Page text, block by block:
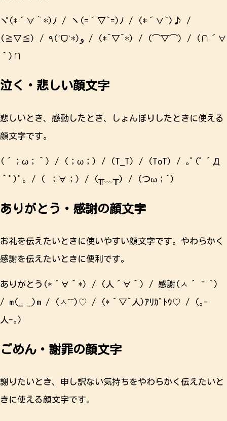
ヾ(*´∀｀*)ﾉ / ヽ(=´▽`=)ﾉ / (*´∀`)♪ /
(≧▽≦) / ٩(ˊᗜˋ*)و / (*^▽^*) / (⌒▽⌒) / (∩´∀
｀)∩
泣く・悲しい顔文字
悲しいとき、感動したとき、しょんぼりしたときに使える
顔文字です。
(´；ω；｀) / (；ω；) / (T_T) / (ToT) / ｡ﾟ(ﾟ´Д
｀ﾟ)ﾟ｡ / ( ；∀；) / (╥﹏╥) / (つω；`)
ありがとう・感謝の顔文字
お礼を伝えたいときに使いやすい顔文字です。やわらかく
感謝を伝えたいときに便利です。
ありがとう(*´∀｀*) / (人´∀｀) / 感謝(ㅅ´ ˘ `)
/ m(_ _)m / (ㅅ˘˘)♡ / (*´▽`人)ｱﾘｶﾞﾄｳ♡ / (｡-
人-｡)
ごめん・謝罪の顔文字
謝りたいとき、申し訳ない気持ちをやわらかく伝えたいと
きに使える顔文字です。